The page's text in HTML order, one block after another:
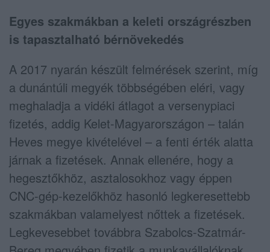
Egyes szakmákban a keleti országrészben
is tapasztalható bérnövekedés
A 2017 nyarán készült felmérések szerint, míg
a dunántúli megyék többségében eléri, vagy
meghaladja a vidéki átlagot a versenypiaci
fizetés, addig Kelet-Magyarországon – talán
Heves megye kivételével – a fenti érték alatta
járnak a fizetések. Annak ellenére, hogy a
hegesztőkhöz, asztalosokhoz vagy éppen
CNC-gép-kezelőkhöz hasonló legkeresettebb
szakmákban valamelyest nőttek a fizetések.
Legkevesebbet továbbra Szabolcs-Szatmár-